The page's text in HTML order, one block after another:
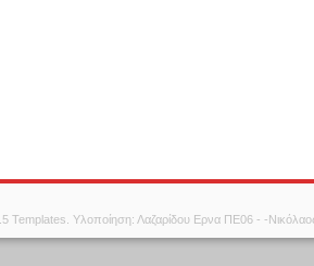
Templates . Υλοποίηση: Λαζαρίδου Ερνα ΠΕ06 - -